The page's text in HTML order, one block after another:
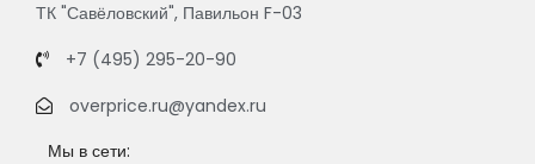
ТК "Савёловский", Павильон F-03
+7 (495) 295-20-90
overprice.ru@yandex.ru
Мы в сети: